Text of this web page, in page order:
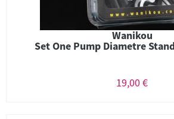
Wanikou
Set One Pump Diametre
19,00 €